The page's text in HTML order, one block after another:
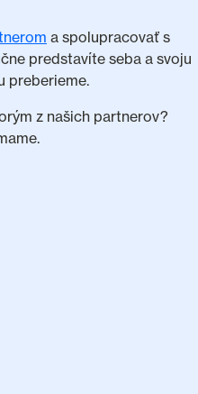
a spolupracovať s
predstavíte seba a svoju
preberieme.
z našich partnerov?